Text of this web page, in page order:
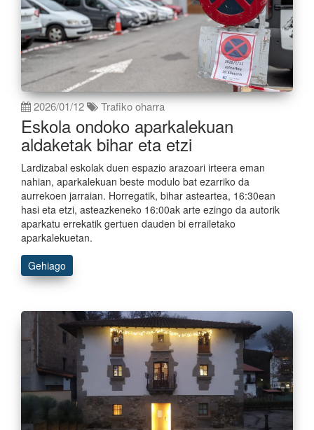
2026/01/12 Trafiko oharra
Eskola ondoko aparkalekuan
aldaketak bihar eta etzi
Lardizabal eskolak duen espazio arazoari irteera eman
nahian, aparkalekuan beste modulo bat ezarriko da
aurrekoen jarraian. Horregatik, bihar asteartea, 16:30ean
hasi eta etzi, asteazkeneko 16:00ak arte ezingo da autorik
aparkatu errekatik gertuen dauden bi errailetako
aparkalekuetan.
Gehiago